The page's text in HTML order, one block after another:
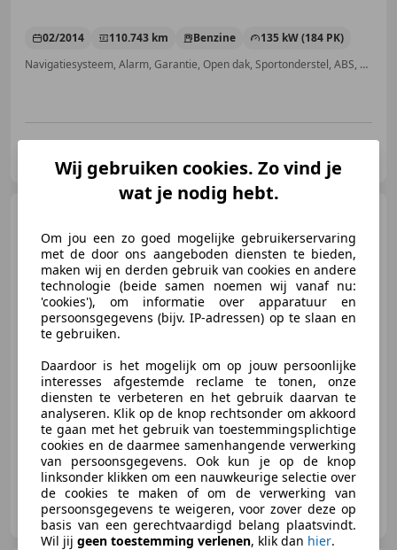
02/2014 110.743 km Benzine
135 kW (184 PK)
Navigatiesysteem, Alarm, Garantie, Open dak, Sportonderstel, ABS, Cruise control, Automatische klimaatregeling
ABC Auto's
NL-1521 RH WORMERVEER
1.6 Chili | Xenon | Carplay |
Harman-Kardon
€ 5.940
04/2006 117.412 km Benzine
125 kW (170 PK)
Koopal Automotive
NL-8013 PT ZWOLLE
Wij gebruiken cookies. Zo vind je
wat je nodig hebt.
Om jou een zo goed mogelijke gebruikerservaring
met de door ons aangeboden diensten te bieden,
maken wij en derden gebruik van cookies en andere
technologie (beide samen noemen wij vanaf nu:
'cookies'), om informatie over apparatuur en
persoonsgegevens (bijv. IP-adressen) op te slaan en
te gebruiken.
Daardoor is het mogelijk om op jouw persoonlijke
interesses afgestemde reclame te tonen, onze
diensten te verbeteren en het gebruik daarvan te
analyseren. Klik op de knop rechtsonder om akkoord
te gaan met het gebruik van toestemmingsplichtige
cookies en de daarmee samenhangende verwerking
van persoonsgegevens. Ook kun je op de knop
linksonder klikken om een nauwkeurige selectie over
de cookies te maken of om de verwerking van
persoonsgegevens te weigeren, voor zover deze op
basis van een gerechtvaardigd belang plaatsvindt.
Wil jij geen toestemming verlenen, klik dan hier.